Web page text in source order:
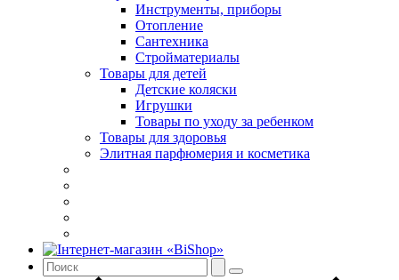
Инструменты, приборы
Отопление
Сантехника
Стройматериалы
Товары для детей
Детские коляски
Игрушки
Товары по уходу за ребенком
Товары для здоровья
Элитная парфюмерия и косметика